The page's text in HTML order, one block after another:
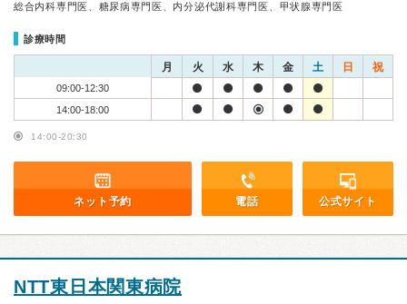
総合内科専門医、糖尿病専門医、内分泌代謝科専門医、甲状腺専門医
診療時間
月 火 水 木 金 土 日 祝
09:00-12:30
14:00-18:00
14:00-20:30
ネット予約 電話 公式サイト
NTT東日本関東病院